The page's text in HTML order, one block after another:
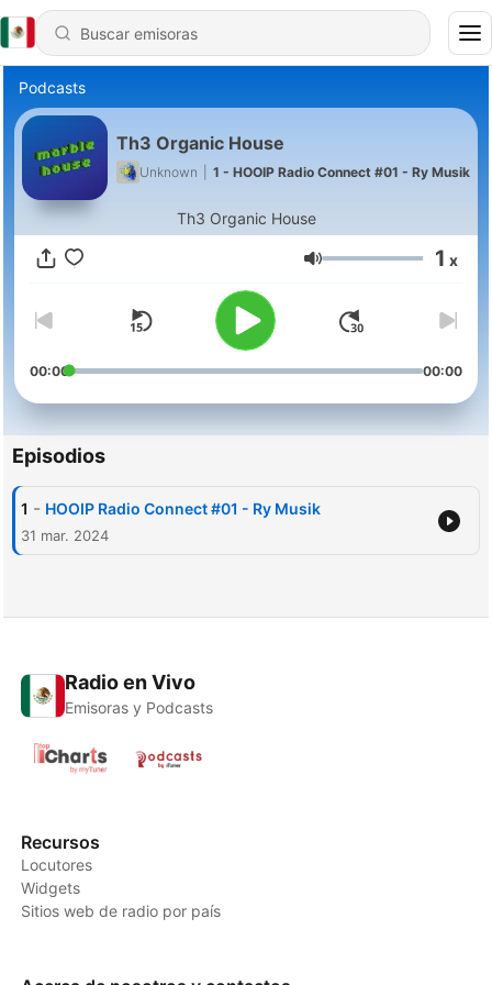
Podcasts
Th3 Organic House
Unknown 1 - HOOIP Radio Connect #01 - Ry Musik
Th3 Organic House
Volumen 1 x
00:00 00:00
Episodios
1 - HOOIP Radio Connect #01 - Ry Musik
31 mar. 2024
Radio en Vivo
Emisoras y Podcasts
Recursos
Locutores
Widgets
Sitios web de radio por país